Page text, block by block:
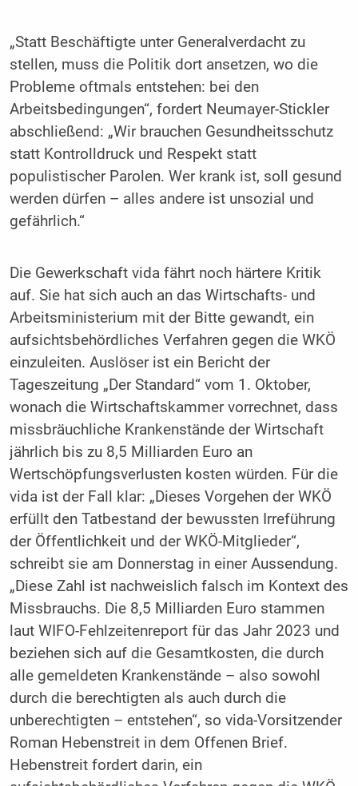
„Statt Beschäftigte unter Generalverdacht zu
stellen, muss die Politik dort ansetzen, wo die
Probleme oftmals entstehen: bei den
Arbeitsbedingungen“, fordert Neumayer-Stickler
abschließend: „Wir brauchen Gesundheitsschutz
statt Kontrolldruck und Respekt statt
populistischer Parolen. Wer krank ist, soll gesund
werden dürfen – alles andere ist unsozial und
gefährlich.“
Die Gewerkschaft vida fährt noch härtere Kritik
auf. Sie hat sich auch an das Wirtschafts- und
Arbeitsministerium mit der Bitte gewandt, ein
aufsichtsbehördliches Verfahren gegen die WKÖ
einzuleiten. Auslöser ist ein Bericht der
Tageszeitung „Der Standard“ vom 1. Oktober,
wonach die Wirtschaftskammer vorrechnet, dass
missbräuchliche Krankenstände der Wirtschaft
jährlich bis zu 8,5 Milliarden Euro an
Wertschöpfungsverlusten kosten würden. Für die
vida ist der Fall klar: „Dieses Vorgehen der WKÖ
erfüllt den Tatbestand der bewussten Irreführung
der Öffentlichkeit und der WKÖ-Mitglieder“,
schreibt sie am Donnerstag in einer Aussendung.
„Diese Zahl ist nachweislich falsch im Kontext des
Missbrauchs. Die 8,5 Milliarden Euro stammen
laut WIFO-Fehlzeitenreport für das Jahr 2023 und
beziehen sich auf die Gesamtkosten, die durch
alle gemeldeten Krankenstände – also sowohl
durch die berechtigten als auch durch die
unberechtigten – entstehen“, so vida-Vorsitzender
Roman Hebenstreit in dem Offenen Brief.
Hebenstreit fordert darin, ein